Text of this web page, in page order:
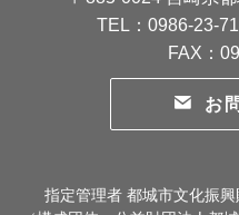
TEL：0986-23-
FAX：
お
指定管理者 都城市文化振